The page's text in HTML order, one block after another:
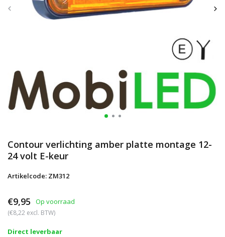
Contour verlichting amber platte montage 12-
24 volt E-keur
Artikelcode: ZM312
€9,95 Op voorraad
(€8,22 excl. BTW)
Direct leverbaar